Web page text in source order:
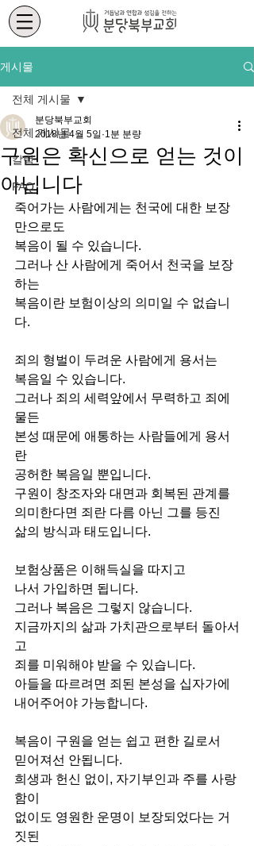
게시물
전체 게시물
칼럼
FAQ
전체 게시물
구원은 확신으로 얻는 것이
아닙니다
분당북부교회
2018년 4월 5일 1분 분량
죽어가는 사람에게는 천국에 대한 보장
만으로도
복음이 될 수 있습니다.
그러나 산 사람에게 죽어서 천국을 보장
하는
복음이란 보험이상의 의미일 수 없습니
다.
죄의 형벌이 두려운 사람에게 용서는
복음일 수 있습니다.
그러나 죄의 세력앞에서 무력하고 죄에
물든
본성 때문에 애통하는 사람들에게 용서
란
공허한 복음일 뿐입니다.
구원이 창조자와 대면과 회복된 관계를
의미한다면 죄란 다름 아닌 그를 등진
삶의 방식과 태도입니다.
보험상품은 이해득실을 따지고
나서 가입하면 됩니다.
그러나 복음은 그렇지 않습니다.
지금까지의 삶과 가치관으로부터 돌아서
고
죄를 미워해야 받을 수 있습니다.
아들을 따르려면 죄된 본성을 십자가에
내어주어야 가능합니다.
복음이 구원을 얻는 쉽고 편한 길로서
믿어져선 안됩니다.
희생과 헌신 없이, 자기부인과 주를 사랑
함이
없이도 영원한 운명이 보장되었다는 거
짓된